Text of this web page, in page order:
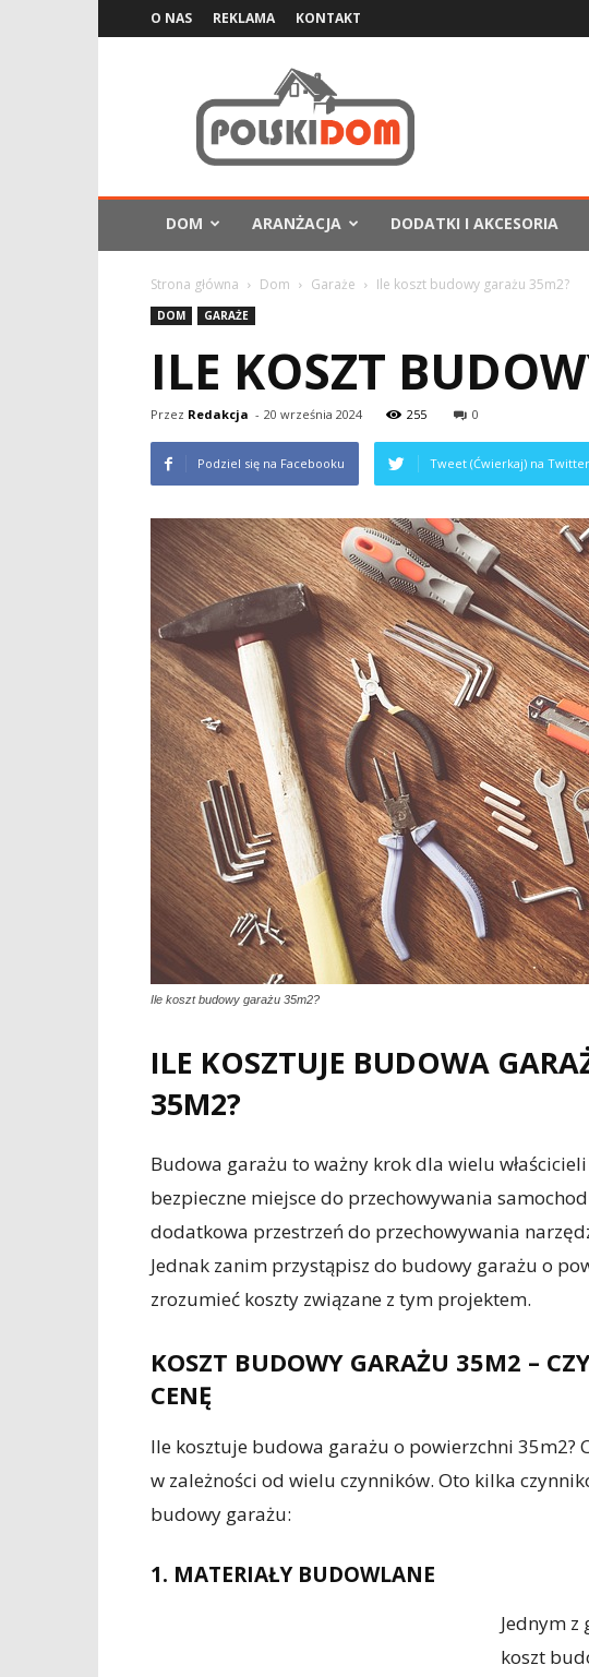
O NAS REKLAMA KONTAKT
DOM ARANŻACJA DODATKI I AKCESORIA
Strona główna Dom Garaże Ile koszt budowy garażu 35m2?
DOM GARAŻE
ILE KOSZT
Przez Redakcja - 20 września 2024 255 0
Podziel się na Facebooku Tweet (Ćwierkaj) na
Ile koszt budowy garażu 35m2?
ILE KOSZTUJE BUDOWA
35M2?
Budowa garażu to ważny krok dla wielu
bezpieczne miejsce do przechowywania
dodatkowa przestrzeń do przechowywania
Jednak zanim przystąpisz do budowy garażu o
zrozumieć koszty związane z tym projektem.
KOSZT BUDOWY GARAŻU 35M2 –
CENĘ
Ile kosztuje budowa garażu o powierzchni 35m2?
w zależności od wielu czynników. Oto kilka
budowy garażu:
1. MATERIAŁY BUDOWLANE
Jednym z
koszt